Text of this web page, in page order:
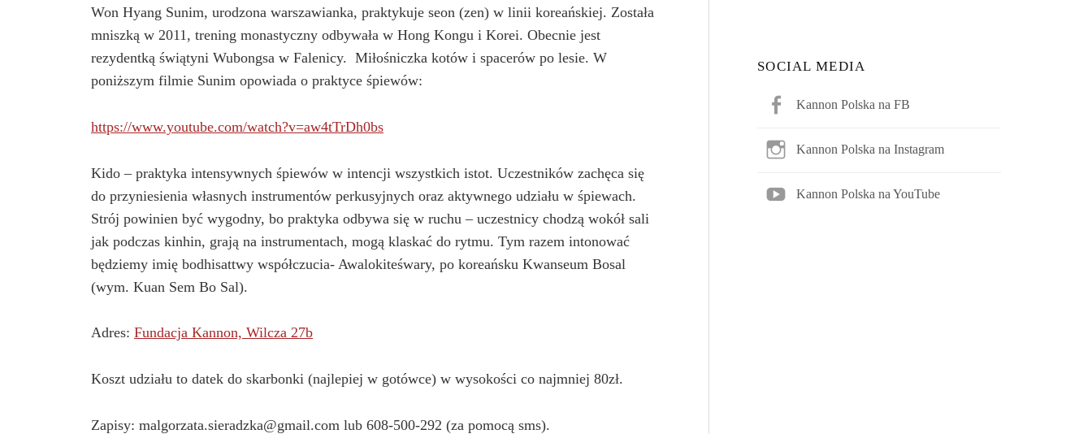
Won Hyang Sunim, urodzona warszawianka, praktykuje seon (zen) w linii koreańskiej. Została
mniszką w 2011, trening monastyczny odbywała w Hong Kongu i Korei. Obecnie jest
rezydentką świątyni Wubongsa w Falenicy. Miłośniczka kotów i spacerów po lesie. W
poniższym filmie Sunim opowiada o praktyce śpiewów:
https://www.youtube.com/watch?v=aw4tTrDh0bs
Kido – praktyka intensywnych śpiewów w intencji wszystkich istot. Uczestników zachęca się
do przyniesienia własnych instrumentów perkusyjnych oraz aktywnego udziału w śpiewach.
Strój powinien być wygodny, bo praktyka odbywa się w ruchu – uczestnicy chodzą wokół sali
jak podczas kinhin, grają na instrumentach, mogą klaskać do rytmu. Tym razem intonować
będziemy imię bodhisattwy współczucia- Awalokiteśwary, po koreańsku Kwanseum Bosal
(wym. Kuan Sem Bo Sal).
Adres: Fundacja Kannon, Wilcza 27b
Koszt udziału to datek do skarbonki (najlepiej w gotówce) w wysokości co najmniej 80zł.
Zapisy: malgorzata.sieradzka@gmail.com lub 608-500-292 (za pomocą sms).
SOCIAL MEDIA
Kannon Polska na FB
Kannon Polska na Instagram
Kannon Polska na YouTube